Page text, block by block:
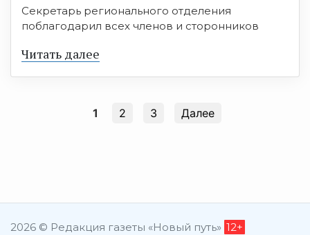
Секретарь регионального отделения
поблагодарил всех членов и сторонников
Читать далее
1 2 3 Далее
2026 © Редакция газеты «Новый путь» 12+